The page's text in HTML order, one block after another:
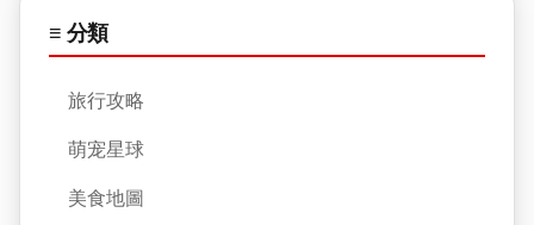
≡ 分類
旅行攻略
萌宠星球
美食地圖